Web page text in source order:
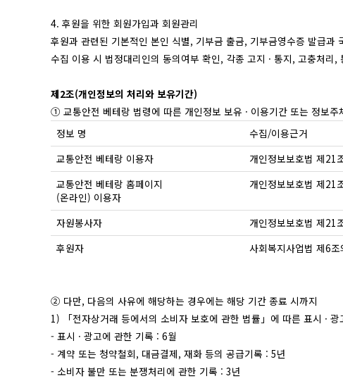
4. 후원을 위한 회원가입과 회원관리
후원과 관련된 기본적인 본인 식별, 기부금 출금, 기부금영수증 발급
수집 이용 시 법정대리인의 동의여부 확인, 각종 고지 · 통지, 고충처리
제2조(개인정보의 처리와 보유기간)
① 교통안전 베테랑 법령에 따른 개인정보 보유 · 이용기간 또는 정보
정보 명
수집/이용근거
교통안전 베테랑 이용자
개인정보보호법 제21
교통안전 베테랑 홈페이지
(온라인) 이용자
개인정보보호법 제21
자원봉사자
개인정보보호법 제21
후원자
사회복지사업법 제6
② 다만, 다음의 사유에 해당하는 경우에는 해당 기간 종료 시까지
1) 「전자상거래 등에서의 소비자 보호에 관한 법률」에 따른 표시 ·
- 표시 · 광고에 관한 기록 : 6월
- 계약 또는 청약철회, 대금결제, 재화 등의 공급기록 : 5년
- 소비자 불만 또는 분쟁처리에 관한 기록 : 3년